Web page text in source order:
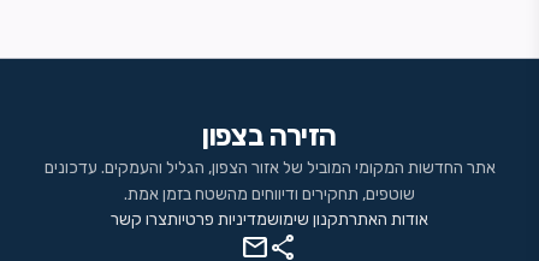
הזירה בצפון
אתר החדשות המקומי המוביל של אזור הצפון, הגליל והעמקים. עדכונים
שוטפים, תחקירים ודיווחים מהשטח בזמן אמת.
אודות האתרתקנון שימושמדיניות פרטיותצרו קשר
share
mail